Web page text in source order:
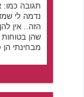
תגובה
נדמה לי
הזה.. אין
שהן
מבחינתי